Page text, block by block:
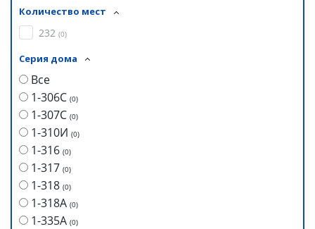
Количество мест
232 (0)
Серия дома
Все
1-306С (0)
1-307С (0)
1-310И (0)
1-316 (0)
1-317 (0)
1-318 (0)
1-318А (0)
1-335А (0)